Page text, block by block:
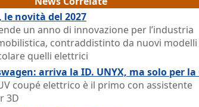
le novità del 2027
un anno di innovazione per l’industria
contraddistinto da nuovi modelli
quelli elettrici
arriva la ID. UNYX, ma solo per la
coupé elettrico è il primo con assistente
3D